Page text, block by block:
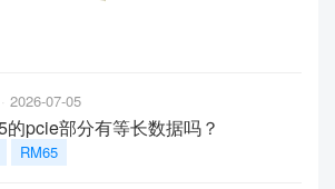
2026-07-05
的pcie部分有等长数据吗？
RM65